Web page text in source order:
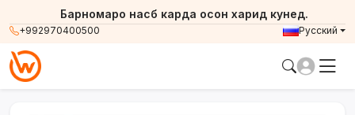
+992970400500
Барномаро насб карда осон харид кунед.
Русский